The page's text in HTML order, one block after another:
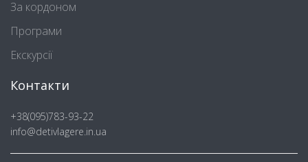
За кордоном
Програми
Екскурсії
Контакти
+38(095)783-93-22
info@detivlagere.in.ua